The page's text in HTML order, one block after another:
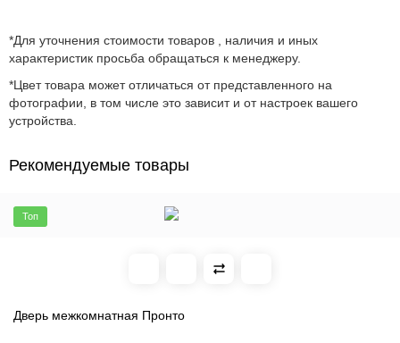
*Для уточнения стоимости товаров , наличия и иных
характеристик просьба обращаться к менеджеру.
*Цвет товара может отличаться от представленного на
фотографии, в том числе это зависит и от настроек вашего
устройства.
Рекомендуемые товары
Топ
Дверь межкомнатная Пронто